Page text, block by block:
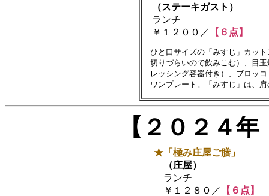
（ステーキガスト）
ランチ
￥１２００／ 【６点】
ひと口サイズの「みすじ」カッ
切りづらいので飲みこむ）、目
レッシング容器付き）、ブロッ
【２０２４
★「極み庄屋ご膳」
（庄屋）
ランチ
￥１２８０／
【６点】